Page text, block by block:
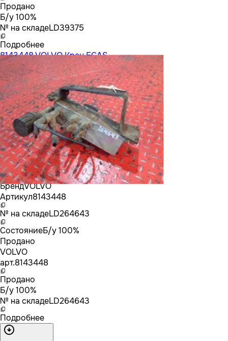
Продано
Б/у 100%
№ на складеLD39375
Подробнее
8143448 VOLVO Кран ECAS
БрендVOLVO
Артикул8143448
№ на складеLD264643
СостояниеБ/у 100%
Продано
VOLVO
арт.8143448
Продано
Б/у 100%
№ на складеLD264643
Подробнее